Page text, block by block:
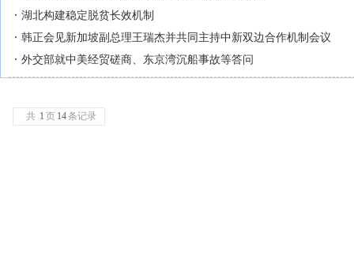
湖北构建稳定脱贫长效机制
韩正会见新加坡副总理王瑞杰并共同主持中新双边合作机制会议
外交部就中美经贸磋商、东京湾沉船事故等答问
共 1 页 14条记录